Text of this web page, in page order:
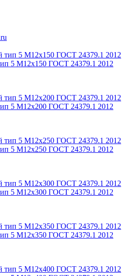
5 М12х150 ГОСТ 24379.1 2012
5 М12х200 ГОСТ 24379.1 2012
5 М12х250 ГОСТ 24379.1 2012
5 М12х300 ГОСТ 24379.1 2012
5 М12х350 ГОСТ 24379.1 2012